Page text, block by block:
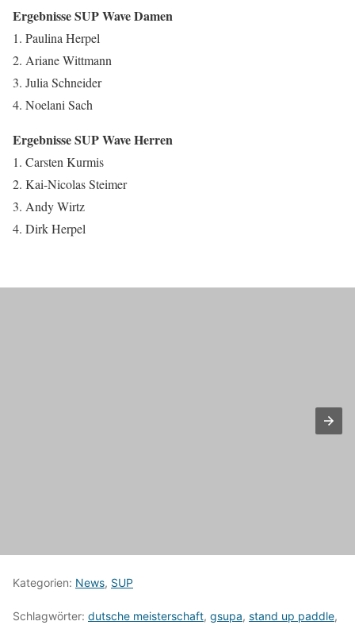
Ergebnisse SUP Wave Damen
1. Paulina Herpel
2. Ariane Wittmann
3. Julia Schneider
4. Noelani Sach
Ergebnisse SUP Wave Herren
1. Carsten Kurmis
2. Kai-Nicolas Steimer
3. Andy Wirtz
4. Dirk Herpel
Kategorien: News, SUP
Schlagwörter: dutsche meisterschaft, gsupa, stand up paddle,